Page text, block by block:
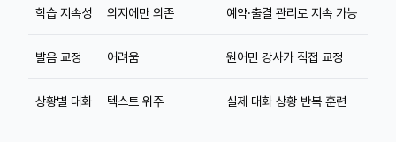
학습 지속성 의지에만 의존 예약·출결 관리로 지속 가능
발음 교정 어려움 원어민 강사가 직접 교정
상황별 대화 텍스트 위주 실제 대화 상황 반복 훈련